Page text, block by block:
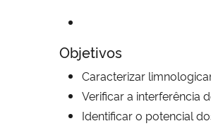
Objetivos
Caracterizar
Verificar a interferência
Identificar o potencial